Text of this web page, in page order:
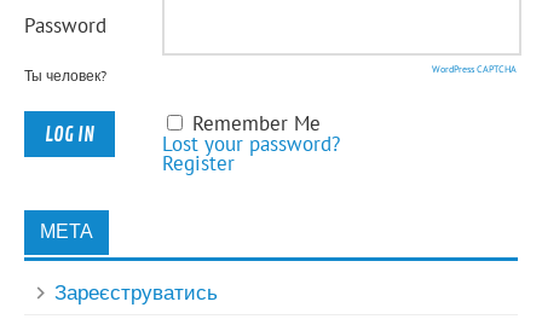
Password
Ты человек? WordPress CAPTCHA
Remember Me
Lost your password?
Register
МЕТА
Зареєструватись